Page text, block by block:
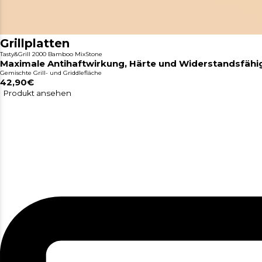
Grillplatten
Tasty&Grill 2000 Bamboo MixStone
Maximale Antihaftwirkung, Härte und
Gemischte Grill- und Griddlefläche
42,90€
Produkt ansehen